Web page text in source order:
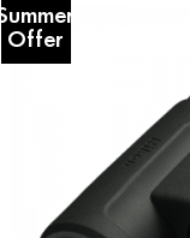
Summer
Offer